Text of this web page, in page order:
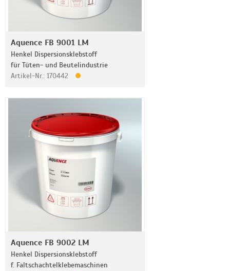
Aquence FB 9001 LM
Henkel Dispersionsklebstoff
für Tüten- und Beutelindustrie
Artikel-Nr.: 170442
Aquence FB 9002 LM
Henkel Dispersionsklebstoff
f. Faltschachtelklebemaschinen